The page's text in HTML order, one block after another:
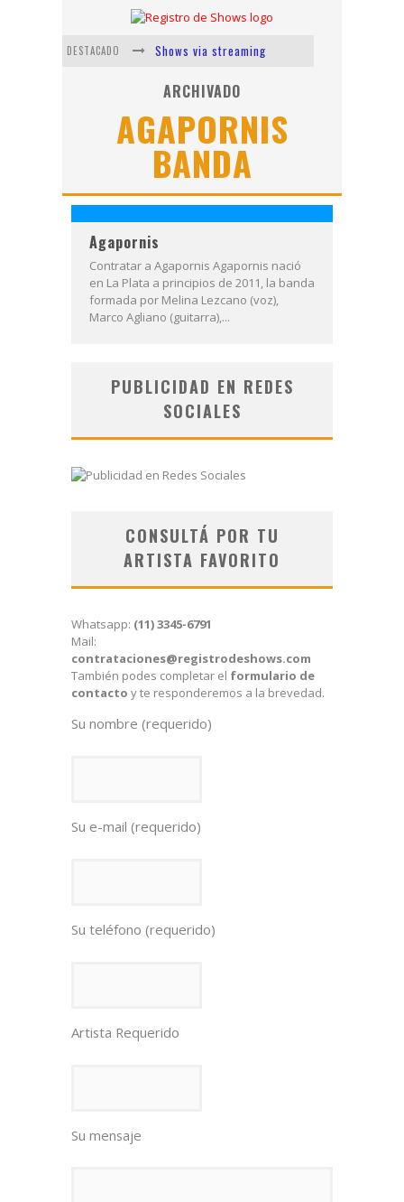
DESTACADO
Shows via streaming
Lit Killah
Nicki Nicole
Duki
Vi Em
ARCHIVADO
AGAPORNIS
BANDA
Agapornis
Contratar a Agapornis Agapornis nació
en La Plata a principios de 2011, la banda
formada por Melina Lezcano (voz),
Marco Agliano (guitarra),...
PUBLICIDAD EN REDES
SOCIALES
CONSULTÁ POR TU
ARTISTA FAVORITO
Whatsapp: (11) 3345-6791
Mail:
contrataciones@registrodeshows.com
También podes completar el formulario de
contacto y te responderemos a la brevedad.
Su nombre (requerido)
Su e-mail (requerido)
Su teléfono (requerido)
Artista Requerido
Su mensaje